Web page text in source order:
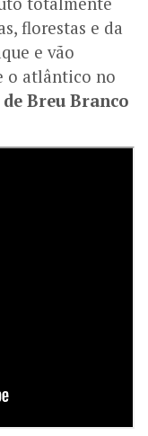
florestas e da
e vão
o atlântico no
Breu Branco